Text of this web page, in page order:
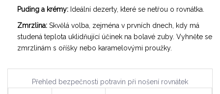
Puding a krémy: Ideální dezerty, které se netřou o rovnátka.
Zmrzlina: Skvělá volba, zejména v prvních dnech, kdy má
studená teplota uklidňující účinek na bolavé zuby. Vyhněte se
zmrzlinám s oříšky nebo karamelovými proužky.
Přehled bezpečnosti potravin při nošení rovnátek